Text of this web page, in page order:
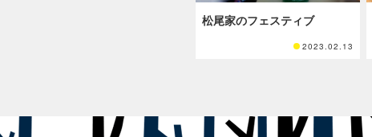
松尾家のフェスティブ
2023.02.13